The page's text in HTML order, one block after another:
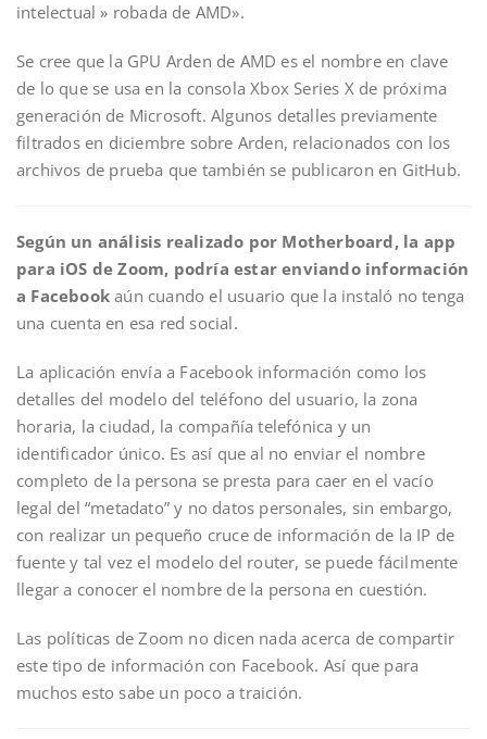
intelectual » robada de AMD».
Se cree que la GPU Arden de AMD es el nombre en clave
de lo que se usa en la consola Xbox Series X de próxima
generación de Microsoft. Algunos detalles previamente
filtrados en diciembre sobre Arden, relacionados con los
archivos de prueba que también se publicaron en GitHub.
Según un análisis realizado por Motherboard, la app
para iOS de Zoom, podría estar enviando información
a Facebook aún cuando el usuario que la instaló no tenga
una cuenta en esa red social.
La aplicación envía a Facebook información como los
detalles del modelo del teléfono del usuario, la zona
horaria, la ciudad, la compañía telefónica y un
identificador único. Es así que al no enviar el nombre
completo de la persona se presta para caer en el vacío
legal del “metadato” y no datos personales, sin embargo,
con realizar un pequeño cruce de información de la IP de
fuente y tal vez el modelo del router, se puede fácilmente
llegar a conocer el nombre de la persona en cuestión.
Las políticas de Zoom no dicen nada acerca de compartir
este tipo de información con Facebook. Así que para
muchos esto sabe un poco a traición.